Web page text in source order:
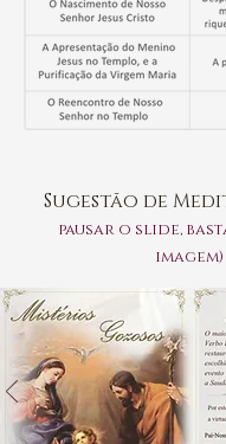
Sugestão de
pausar o slide,
imagem)